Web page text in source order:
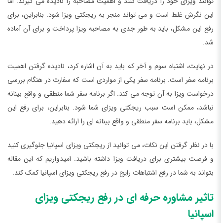
این نگرش غلط است و می تواند منجر به ریجکتی ویزا شود. بنابراین، برای
رفع این مشکل، باید به طور جدی به مصاحبه ویزا پرداخت و برای آن آماده
شد.
در نهایت، اشتباه سوم و آخر که باید به آن اشاره کرد، نادیده گرفتن اهمیت
برنامه سفر است. برنامه سفر یکی از مواردی است که سفارت در هنگام بررسی
درخواست ویزا به آن توجه می کند. اگر برنامه سفر شما منطقی و واقع بینانه
نباشد، ممکن است سبب ریجکتی ویزای شما شود. بنابراین، برای رفع این
مشکل، باید برنامه سفر منطقی و واقع بینانه ای را ارائه دهید.
با در نظر گرفتن این نکات، می توانید از ریجکتی ویزای اسپانیا جلوگیری کنید
و فرصت بیشتری برای دریافت ویزا داشته باشید. امیدواریم که این مقاله
بتواند به شما در رفع اشتباهات رایج در رفع ریجکتی ویزای اسپانیا کمک کند.
تاثیر مشاوره حرفه ای در رفع ریجکتی ویزای
اسپانیا